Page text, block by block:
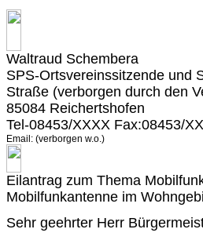
Waltraud Schembera
SPS-Ortsvereinssitzende und
Straße (verborgen durch den
85084 Reichertshofen
Tel-08453/XXXX Fax:08453/
Email: (verborgen w.o.)
Eilantrag zum Thema
Mobilfunkantenne im
Sehr geehrter Herr